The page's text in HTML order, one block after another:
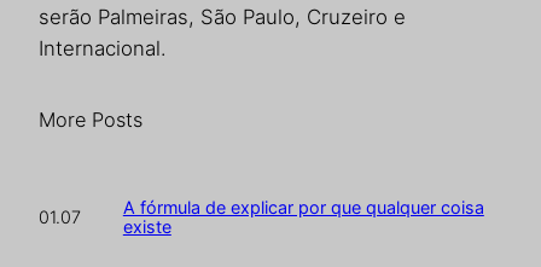
serão Palmeiras, São Paulo, Cruzeiro e
Internacional.
More Posts
01.07
A fórmula de explicar por que qualquer coisa
existe